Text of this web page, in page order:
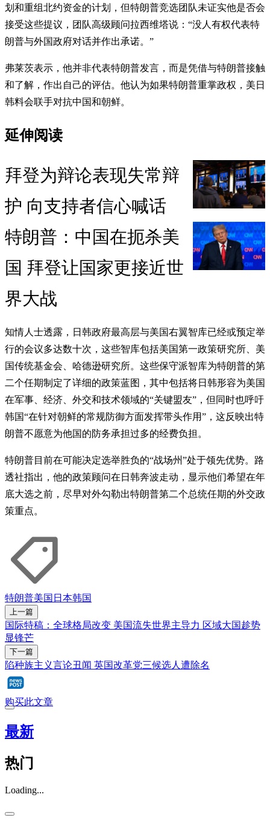
划和重组北约资金的计划，但特朗普竞选团队未证实他是否会
接受这些提议，团队高级顾问拉西维塔说：“没人有权代表特
朗普与外国政府对话并作出承诺。”
弗莱茨表示，他并非代表特朗普发言，而是凭借与特朗普接触
和了解，作出自己的评估。他认为如果特朗普重掌政权，美日
韩料会联手对抗中国和朝鲜。
延伸阅读
拜登为辩论表现失常辩
护 向支持者信心喊话
特朗普：中国在扼杀美
国 拜登让国家更接近世
界大战
知情人士透露，日韩政府最高层与美国右翼智库已经或预定举
行的会议多达数十次，这些智库包括美国第一政策研究所、美
国传统基金会、哈德逊研究所。这些保守派智库为特朗普的第
二个任期制定了详细的政策蓝图，其中包括将日韩形容为美国
在军事、经济、外交和技术领域的“关键盟友”，但同时也呼吁
韩国“在针对朝鲜的常规防御方面发挥带头作用”，这反映出特
朗普不愿意为他国的防务承担过多的经费负担。
特朗普目前在可能决定选举胜负的“战场州”处于领先优势。路
透社指出，他的政策顾问在日韩奔波走动，显示他们希望在年
底大选之前，尽早对外勾勒出特朗普第二个总统任期的外交政
策重点。
特朗普美国 日本韩国
上一篇
国际特稿：全球格局改变 美国流失世界主导力 区域大国趁势
显锋芒
下一篇
陷种族主义言论丑闻 英国改革党三候选人遭除名
购买此文章
最新
热门
Loading...